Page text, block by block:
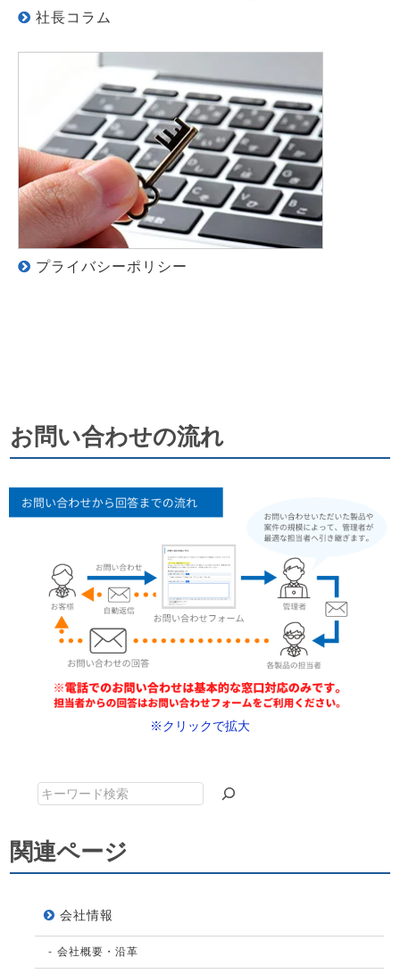
社長コラム
プライバシーポリシー
お問い合わせの流れ
※クリックで拡大
ー
関連ページ
会社情報
会社概要・沿革